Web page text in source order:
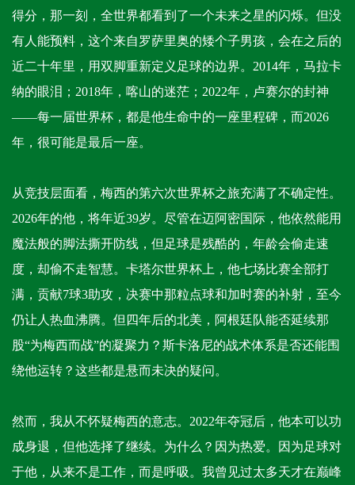
得分，那一刻，全世界都看到了一个未来之星的闪烁。但没
有人能预料，这个来自罗萨里奥的矮个子男孩，会在之后的
近二十年里，用双脚重新定义足球的边界。2014年，马拉卡
纳的眼泪；2018年，喀山的迷茫；2022年，卢赛尔的封神
——每一届世界杯，都是他生命中的一座里程碑，而2026
年，很可能是最后一座。
从竞技层面看，梅西的第六次世界杯之旅充满了不确定性。
2026年的他，将年近39岁。尽管在迈阿密国际，他依然能用
魔法般的脚法撕开防线，但足球是残酷的，年龄会偷走速
度，却偷不走智慧。卡塔尔世界杯上，他七场比赛全部打
满，贡献7球3助攻，决赛中那粒点球和加时赛的补射，至今
仍让人热血沸腾。但四年后的北美，阿根廷队能否延续那
股“为梅西而战”的凝聚力？斯卡洛尼的战术体系是否还能围
绕他运转？这些都是悬而未决的疑问。
然而，我从不怀疑梅西的意志。2022年夺冠后，他本可以功
成身退，但他选择了继续。为什么？因为热爱。因为足球对
于他，从来不是工作，而是呼吸。我曾见过太多天才在巅峰